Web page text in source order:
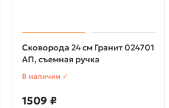
Сковорода 24 см Гранит 024701
АП, съемная ручка
В наличии ✓
1509 ₽